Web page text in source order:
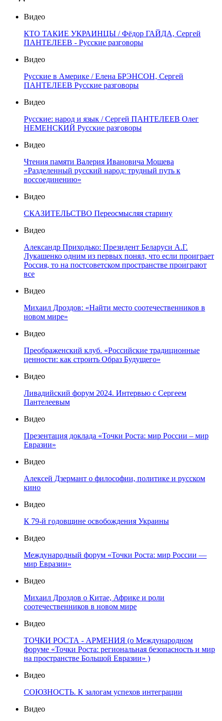
Видео
КТО ТАКИЕ УКРАИНЦЫ / Фёдор ГАЙДА, Сергей
ПАНТЕЛЕЕВ - Русские разговоры
Видео
Русские в Америке / Елена БРЭНСОН, Сергей
ПАНТЕЛЕЕВ Русские разговоры
Видео
Русские: народ и язык / Сергей ПАНТЕЛЕЕВ Олег
НЕМЕНСКИЙ Русские разговоры
Видео
Чтения памяти Валерия Ивановича Мошева
«Разделенный русский народ: трудный путь к
воссоединению»
Видео
СКАЗИТЕЛЬСТВО Переосмысляя старину
Видео
Александр Приходько: Президент Беларуси А.Г.
Лукашенко одним из первых понял, что если проиграет
Россия, то на постсоветском пространстве проиграют
все
Видео
Михаил Дроздов: «Найти место соотечественников в
новом мире»
Видео
Преображенский клуб. «Российские традиционные
ценности: как строить Образ Будущего»
Видео
Ливадийский форум 2024. Интервью с Сергеем
Пантелеевым
Видео
Презентация доклада «Точки Роста: мир России – мир
Евразии»
Видео
Алексей Дзермант о философии, политике и русском
кино
Видео
К 79-й годовщине освобождения Украины
Видео
Международный форум «Точки Роста: мир России —
мир Евразии»
Видео
Михаил Дроздов о Китае, Африке и роли
соотечественников в новом мире
Видео
ТОЧКИ РОСТА - АРМЕНИЯ (о Международном
форуме «Точки Роста: региональная безопасность и мир
на пространстве Большой Евразии» )
Видео
СОЮЗНОСТЬ. К залогам успехов интеграции
Видео